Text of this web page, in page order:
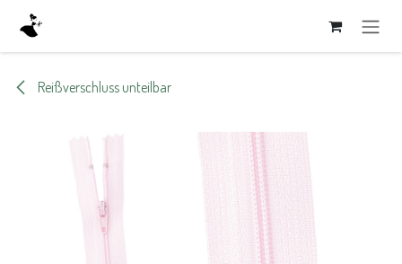
Zum Inhalt springen
Reißverschluss unteilbar